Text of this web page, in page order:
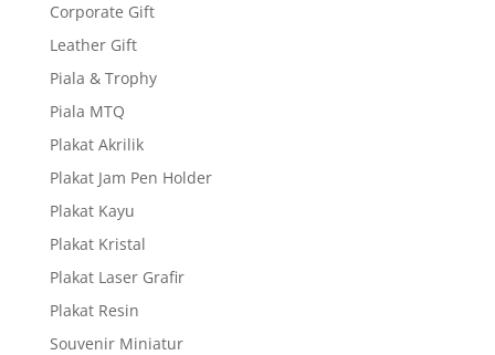
Corporate Gift
Leather Gift
Piala & Trophy
Piala MTQ
Plakat Akrilik
Plakat Jam Pen Holder
Plakat Kayu
Plakat Kristal
Plakat Laser Grafir
Plakat Resin
Souvenir Miniatur